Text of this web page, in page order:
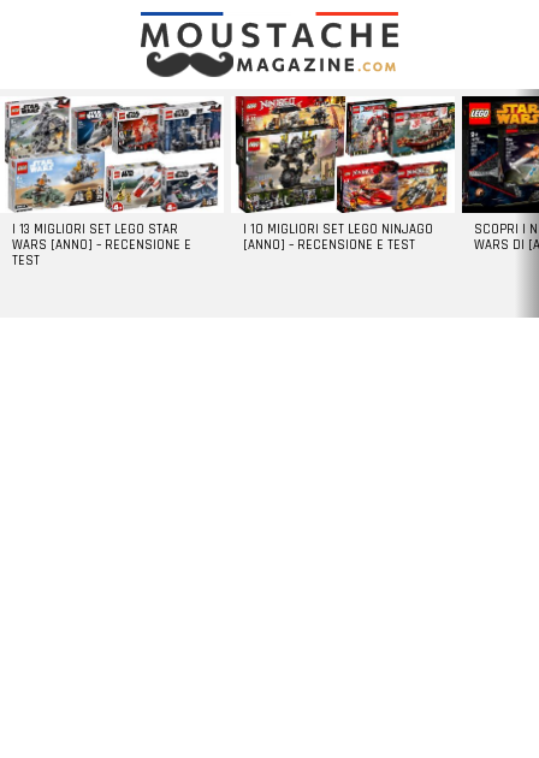
LATEST
STORIES
I 13 MIGLIORI SET LEGO STAR
WARS [ANNO] – RECENSIONE E
TEST
I 10 MIGLIORI SET LEGO NINJAGO
[ANNO] – RECENSIONE E TEST
SCOPRI I
WARS DI